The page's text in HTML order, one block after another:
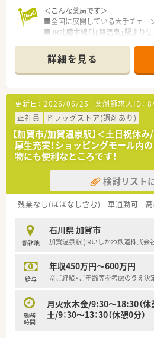
＜こんな薬局です＞
■全国に展開している大手チェー
■JR北陸本線「加賀温泉」駅より
■総合科目の処方箋をメインに応
対応できます◎ＯＴＣ販売も行っ
い方にもオススメです！
＜仕事とプライベートを両立可
ワークライフバランスを大切にし
有給休暇取得促進施策を導入して
サリー休暇・特別休暇などを設け
リハリを持ってご就業できる環境
＜大手ならではの福利厚生も充実！
■従業員買物割引制度がございま
る嬉しい制度です♪
■処方せん調剤負担金補助制度も
■女性だけでなく男性の育児休暇
詳細を見る
更新日： 2026/06/25 薬剤師求人ID：
正社員
ドラッグストア(調剤あり)
【加賀市/加賀温泉駅】＜土日祝休
厚生充実！ショッピングモール内
物にも便利なところです！
検討リスト
残業なし(ほぼなし含む) 車通勤可
勤務地
石川県 加賀市
加賀温泉駅 (IRいしかわ鉄道株式会
給与
年収450万円～600万円
※ご経験・ご年齢等を考慮のうえ決
勤務
時間
月火水木金/9:30～18:30（休
土/9：30～13：30（休憩0分）